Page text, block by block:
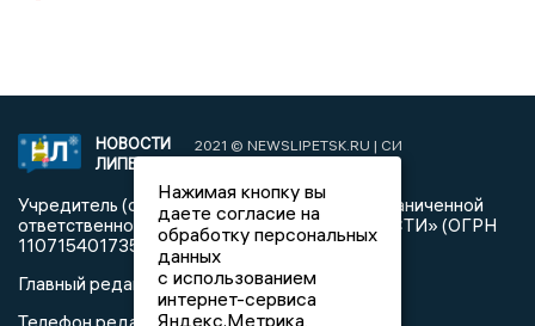
НОВОСТИ
ЛИПЕЦКА
2021 © NEWSLIPETSK.RU | СИ
Учредитель (соучредители): Общество с ограниченной
ответственностью «РЕГИОНАЛЬНЫЕ НОВОСТИ» (ОГРН
1107154017354)
Главный редактор: Герцог Е.Г.
Нажимая кнопку вы
даете согласие на
обработку персональных
данных
с использованием
интернет-сервиса
Яндекс.Метрика,